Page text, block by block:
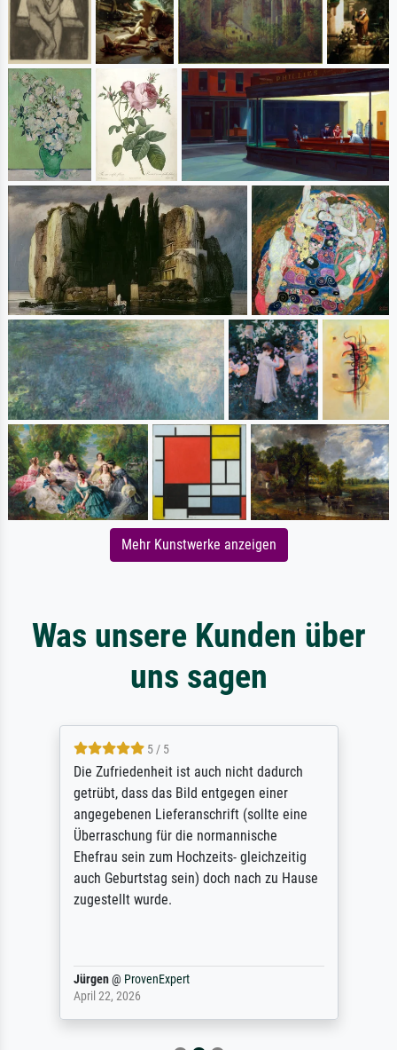
Mehr Kunstwerke anzeigen
Was unsere Kunden über
uns sagen
5 / 5
Die Zufriedenheit ist auch nicht dadurch
getrübt, dass das Bild entgegen einer
angegebenen Lieferanschrift (sollte eine
Überraschung für die normannische
Ehefrau sein zum Hochzeits- gleichzeitig
auch Geburtstag sein) doch nach zu Hause
zugestellt wurde.
Jürgen@ ProvenExpert
April 22, 2026